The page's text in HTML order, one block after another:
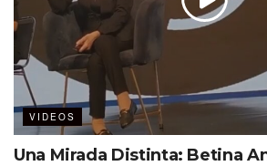
VIDEOS
Una Mirada Distinta: Betina